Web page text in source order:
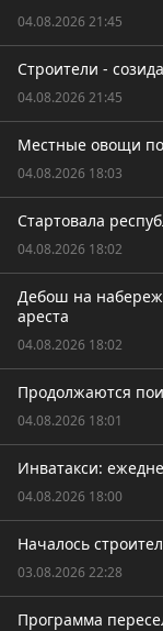
04.08.2026 21:45
Строители -
04.08.2026 21:45
Местные овощи
04.08.2026 18:03
Стартовала
04.08.2026 18:02
Дебош на
ареста
04.08.2026 18:02
Продолжаются
04.08.2026 18:01
Инватакси:
04.08.2026 18:00
Началось
03.08.2026 22:28
Программа